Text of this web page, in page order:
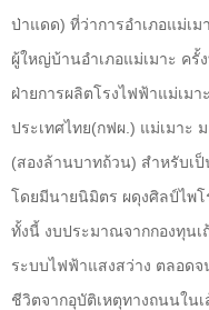
ป่าแดด) ที่ว่าการอำเภอแม่เ
ผู้ใหญ่บ้านอำเภอแม่เมาะ ครั้
ฝ่ายการผลิตโรงไฟฟ้าแม่เม
ประเทศไทย(กฟผ.) แม่เมาะ
(สองล้านบาทถ้วน) สำหรับเ
โดยมีนายนิมิตร ผดุงศิลป์ไพ
ทั้งนี้ งบประมาณจากกองทุน
ระบบไฟฟ้าแสงสว่าง ตลอดจ
ชีวิตจากอุบัติเหตุทางถนนใน